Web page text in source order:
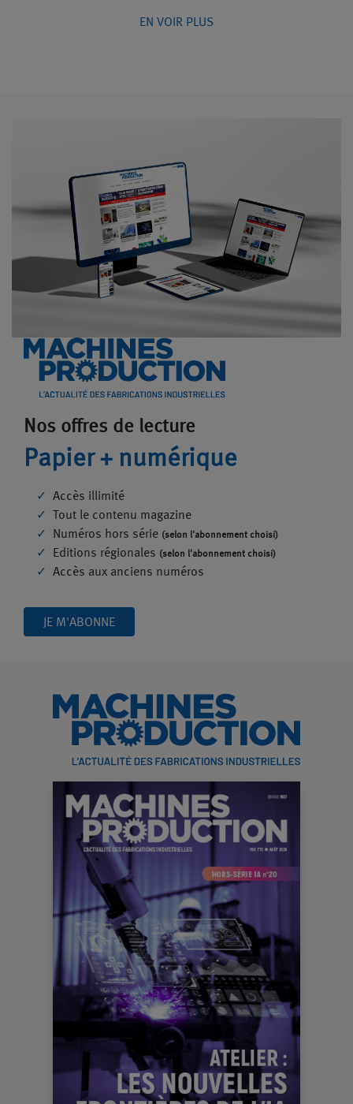
EN VOIR PLUS
Nos offres de lecture
Papier + numérique
Accès illimité
Tout le contenu magazine
Numéros hors série (selon l'abonnement choisi)
Editions régionales (selon l'abonnement choisi)
Accès aux anciens numéros
JE M'ABONNE